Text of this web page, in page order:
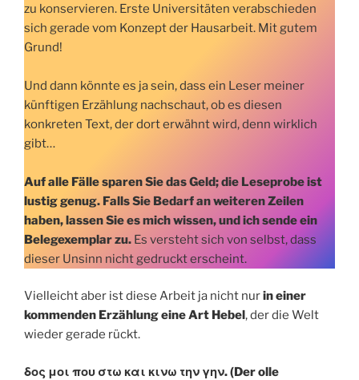
zu konservieren. Erste Universitäten verabschieden
sich gerade vom Konzept der Hausarbeit. Mit gutem
Grund!
Und dann könnte es ja sein, dass ein Leser meiner
künftigen Erzählung nachschaut, ob es diesen
konkreten Text, der dort erwähnt wird, denn wirklich
gibt…
Auf alle Fälle sparen Sie das Geld; die Leseprobe ist
lustig genug. Falls Sie Bedarf an weiteren Zeilen
haben, lassen Sie es mich wissen, und ich sende ein
Belegexemplar zu. Es versteht sich von selbst, dass
dieser Unsinn nicht gedruckt erscheint.
Vielleicht aber ist diese Arbeit ja nicht nurin einer
kommenden Erzählung eine Art Hebel, der die Welt
wieder gerade rückt.
δος μοι που στω και κινω την γην. (Der olle